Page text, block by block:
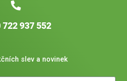
722 937 552
slev a novinek